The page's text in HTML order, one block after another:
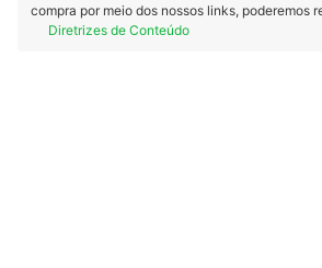
compra por meio dos nossos links, poderemos
Diretrizes de Conteúdo